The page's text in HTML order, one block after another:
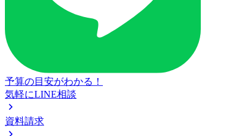
予算の目安がわかる！
気軽にLINE相談
資料請求